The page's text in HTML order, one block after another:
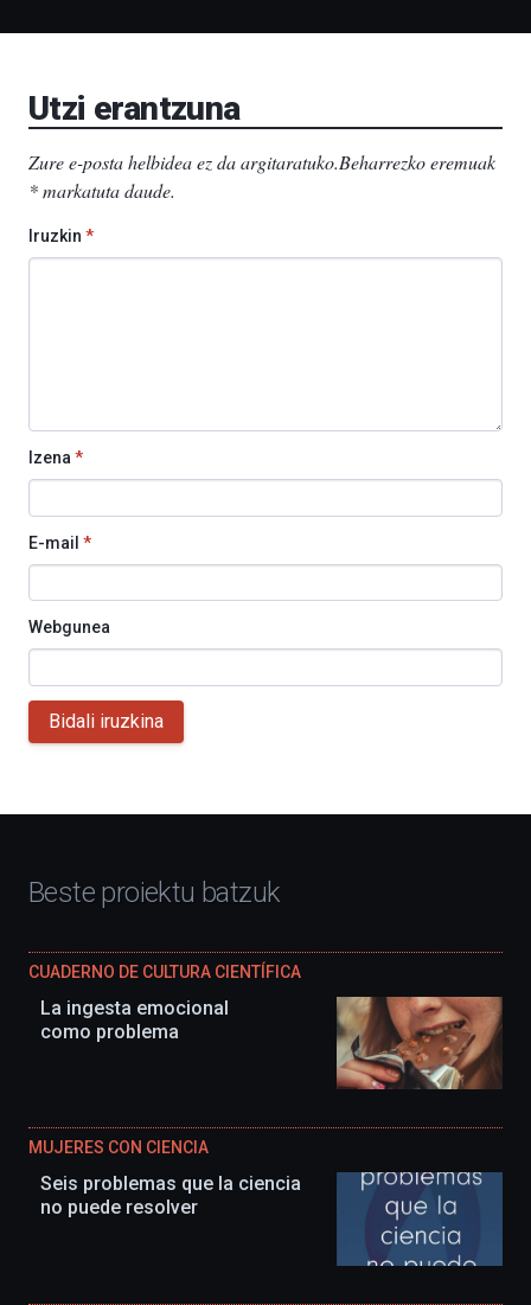
Bizkaia
Utzi erantzuna
Zure e-posta helbidea ez da argitaratuko.Beharrezko eremuak
*markatuta daude.
Iruzkin *
Izena *
E-mail *
Webgunea
Bidali iruzkina
Beste proiektu batzuk
CUADERNO DE CULTURA CIENTÍFICA
La ingesta emocional
como problema
MUJERES CON CIENCIA
Seis problemas que la ciencia
no puede resolver